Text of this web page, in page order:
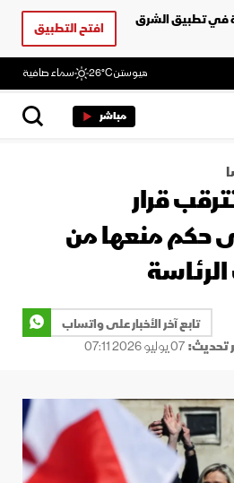
في تطبيق الشرق
افتح التطبيق
هيوستن26°C سماء صافية
مباشر
قرار
حكم منعها من
تابع آخر الأخبار على واتساب
تحديث:07 يوليو 2026 07:11